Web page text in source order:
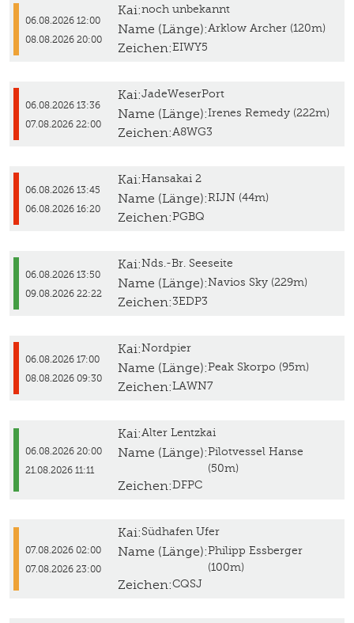
06.08.2026 12:00
08.08.2026 20:00
Kai:noch unbekannt
Name (Länge):Arklow Archer (120m)
Zeichen:EIWY5
06.08.2026 13:36
07.08.2026 22:00
Kai:JadeWeserPort
Name (Länge):Irenes Remedy (222m)
Zeichen:A8WG3
06.08.2026 13:45
06.08.2026 16:20
Kai:Hansakai 2
Name (Länge):RIJN (44m)
Zeichen:PGBQ
06.08.2026 13:50
09.08.2026 22:22
Kai:Nds.-Br. Seeseite
Name (Länge):Navios Sky (229m)
Zeichen:3EDP3
06.08.2026 17:00
08.08.2026 09:30
Kai:Nordpier
Name (Länge):Peak Skorpo (95m)
Zeichen:LAWN7
06.08.2026 20:00
21.08.2026 11:11
Kai:Alter Lentzkai
Name (Länge):Pilotvessel Hanse
(50m)
Zeichen:DFPC
07.08.2026 02:00
07.08.2026 23:00
Kai:Südhafen Ufer
Name (Länge):Philipp Essberger
(100m)
Zeichen:CQSJ